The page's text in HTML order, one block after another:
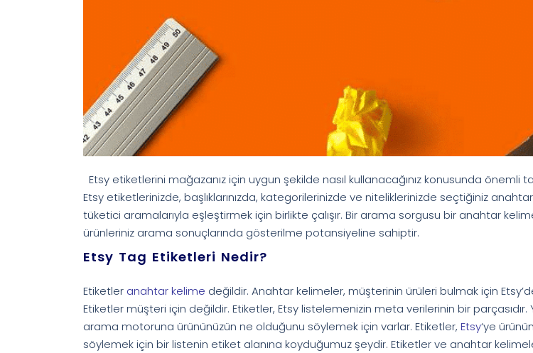
Etsy etiketlerini mağazanız için uygun şekilde nasıl kullanacağınız konusunda önemli
Etsy etiketlerinizde, başlıklarınızda, kategorilerinizde ve niteliklerinizde seçtiğiniz
tüketici aramalarıyla eşleştirmek için birlikte çalışır. Bir arama sorgusu bir anahtar
ürünleriniz arama sonuçlarında gösterilme potansiyeline sahiptir.
Etsy Tag Etiketleri Nedir?
Etiketler anahtar kelime değildir. Anahtar kelimeler, müşterinin ürüleri bulmak için
Etiketler müşteri için değildir. Etiketler, Etsy listelemenizin meta verilerinin bir parçasıdır.
arama motoruna ürününüzün ne olduğunu söylemek için varlar. Etiketler, Etsy‘ye
söylemek için bir listenin etiket alanına koyduğumuz şeydir. Etiketler ve anahtar